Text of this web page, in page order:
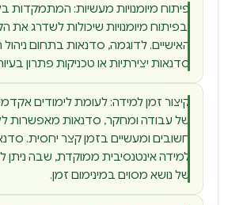
פיתוח מיומנויות מעשיות: המתמקדות
ובפיתוח מיומנויות שיכולות לשדרג את
האישיים. לדוגמה, סדנאות בתחום ניהול
סדנאות יצירתיות או טכניקות פתרון
קיצור זמן למידה: לעומת לימודים
של עבודה ומחקר, סדנאות מאפשרות
חשובים ומעשיים בזמן קצר יחסית.
למידה אינטנסיבית ממוקדת, שבה
של נושא מסוים במינימום זמן.